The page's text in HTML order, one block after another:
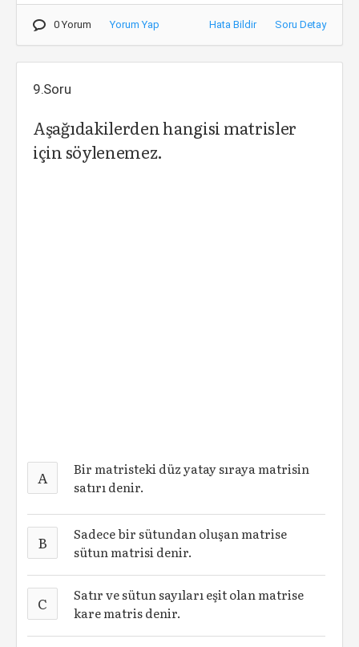
0 Yorum Yorum Yap Hata Bildir Soru Detay
9.Soru
Aşağıdakilerden hangisi matrisler
için söylenemez.
A
Bir matristeki düz yatay sıraya matrisin
satırı denir.
B
Sadece bir sütundan oluşan matrise
sütun matrisi denir.
C
Satır ve sütun sayıları eşit olan matrise
kare matris denir.